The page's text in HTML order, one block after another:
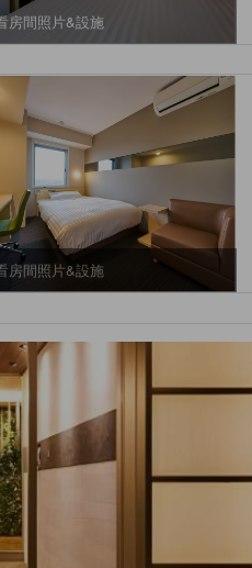
房間照片&設施
房間照片&設施